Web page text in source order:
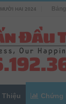
HAI 2024
Thiệu Chứng